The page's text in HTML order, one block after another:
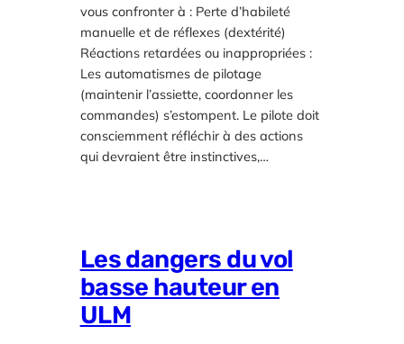
vous confronter à : Perte d’habileté
manuelle et de réflexes (dextérité)
Réactions retardées ou inappropriées :
Les automatismes de pilotage
(maintenir l’assiette, coordonner les
commandes) s’estompent. Le pilote doit
consciemment réfléchir à des actions
qui devraient être instinctives,…
Les dangers du vol
basse hauteur en
ULM